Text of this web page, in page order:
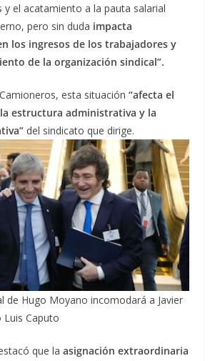
y el acatamiento a la pauta salarial
pero sin duda impacta
los ingresos de los trabajadores y
de la organización sindical”.
esta situación “afecta el
estructura administrativa y la
del sindicato que dirige.
de Hugo Moyano incomodará a Javier
Luis Caputo
que la asignación extraordinaria